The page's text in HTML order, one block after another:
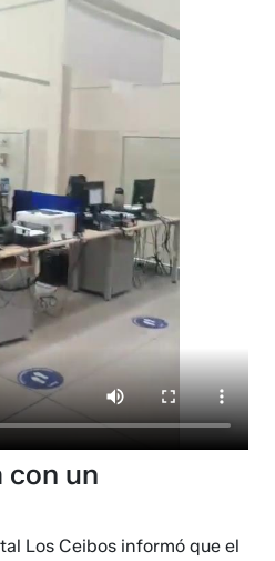
con un
Los Ceibos informó que el